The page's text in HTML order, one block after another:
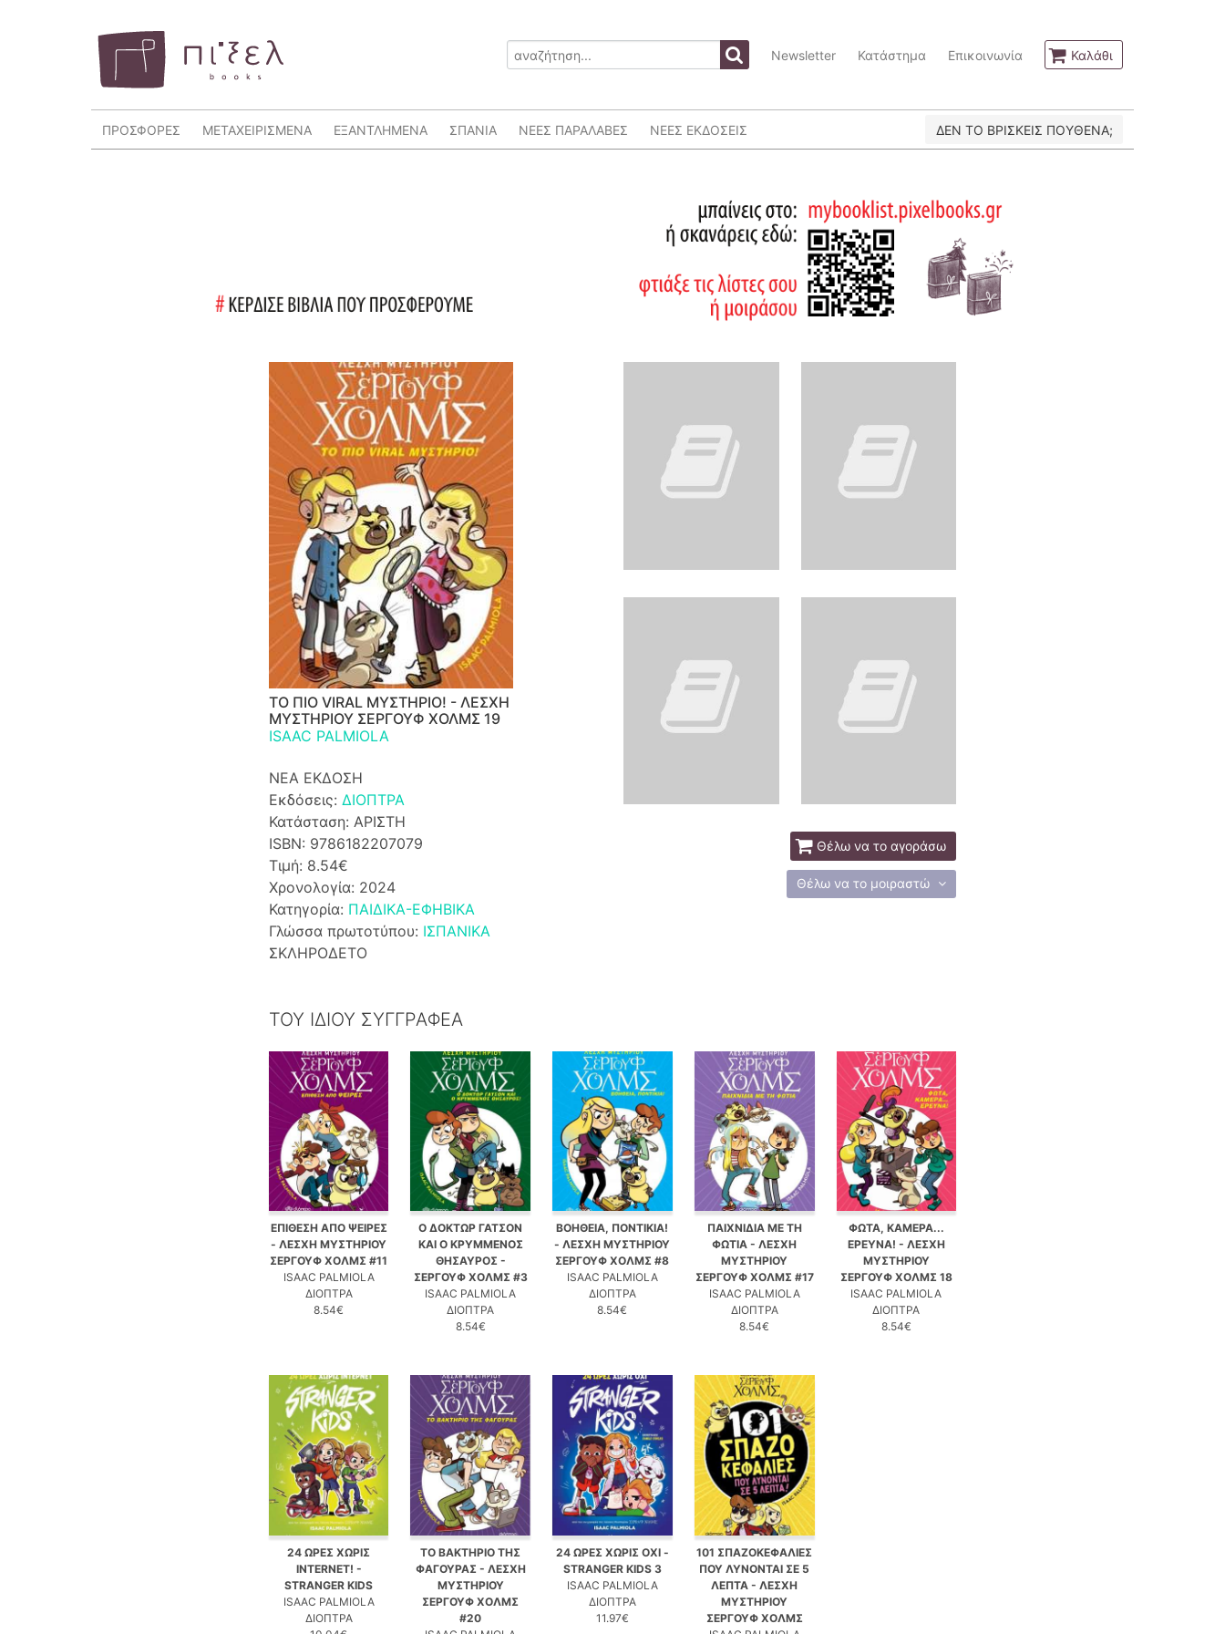
Newsletter Κατάστημα Επικοινωνία Καλάθι
ΠΡΟΣΦΟΡΕΣ ΜΕΤΑΧΕΙΡΙΣΜΕΝΑ ΕΞΑΝΤΛΗΜΕΝΑ ΣΠΑΝΙΑ ΝΕΕΣ ΠΑΡΑΛΑΒΕΣ ΝΕΕΣ ΕΚΔΟΣΕΙΣ ΔΕΝ ΤΟ ΒΡΙΣΚΕΙΣ ΠΟΥΘΕΝΑ;
ΤΟ ΠΙΟ VIRAL ΜΥΣΤΗΡΙΟ! - ΛΕΣΧΗ
ΜΥΣΤΗΡΙΟΥ ΣΕΡΓΟΥΦ ΧΟΛΜΣ 19
ISAAC PALMIOLA
ΝΕΑ ΕΚΔΟΣΗ
Εκδόσεις: ΔΙΟΠΤΡΑ
Κατάσταση: ΑΡΙΣΤΗ
ISBN: 9786182207079
Τιμή: 8.54€
Χρονολογία: 2024
Κατηγορία: ΠΑΙΔΙΚΑ-ΕΦΗΒΙΚΑ
Γλώσσα πρωτοτύπου: ΙΣΠΑΝΙΚΑ
ΣΚΛΗΡΟΔΕΤΟ
Θέλω να το αγοράσω
Θέλω να το μοιραστώ
ΤΟΥ ΙΔΙΟΥ ΣΥΓΓΡΑΦΕΑ
ΕΠΙΘΕΣΗ ΑΠΟ ΨΕΙΡΕΣ
- ΛΕΣΧΗ ΜΥΣΤΗΡΙΟΥ
ΣΕΡΓΟΥΦ ΧΟΛΜΣ #11
ISAAC PALMIOLA
ΔΙΟΠΤΡΑ
8.54€
Ο ΔΟΚΤΩΡ ΓΑΤΣΟΝ
ΚΑΙ Ο ΚΡΥΜΜΕΝΟΣ
ΘΗΣΑΥΡΟΣ -
ΣΕΡΓΟΥΦ ΧΟΛΜΣ #3
ISAAC PALMIOLA
ΔΙΟΠΤΡΑ
8.54€
ΒΟΗΘΕΙΑ, ΠΟΝΤΙΚΙΑ!
- ΛΕΣΧΗ ΜΥΣΤΗΡΙΟΥ
ΣΕΡΓΟΥΦ ΧΟΛΜΣ #8
ISAAC PALMIOLA
ΔΙΟΠΤΡΑ
8.54€
ΠΑΙΧΝΙΔΙΑ ΜΕ ΤΗ
ΦΩΤΙΑ - ΛΕΣΧΗ
ΜΥΣΤΗΡΙΟΥ
ΣΕΡΓΟΥΦ ΧΟΛΜΣ #17
ISAAC PALMIOLA
ΔΙΟΠΤΡΑ
8.54€
ΦΩΤΑ, ΚΑΜΕΡΑ...
ΕΡΕΥΝΑ! - ΛΕΣΧΗ
ΜΥΣΤΗΡΙΟΥ
ΣΕΡΓΟΥΦ ΧΟΛΜΣ 18
ISAAC PALMIOLA
ΔΙΟΠΤΡΑ
8.54€
24 ΩΡΕΣ ΧΩΡΙΣ
INTERNET! -
STRANGER KIDS
ISAAC PALMIOLA
ΔΙΟΠΤΡΑ
ΤΟ ΒΑΚΤΗΡΙΟ ΤΗΣ
ΦΑΓΟΥΡΑΣ - ΛΕΣΧΗ
ΜΥΣΤΗΡΙΟΥ
ΣΕΡΓΟΥΦ ΧΟΛΜΣ
#20
24 ΩΡΕΣ ΧΩΡΙΣ ΟΧΙ -
STRANGER KIDS 3
ISAAC PALMIOLA
ΔΙΟΠΤΡΑ
11.97€
101 ΣΠΑΖΟΚΕΦΑΛΙΕΣ
ΠΟΥ ΛΥΝΟΝΤΑΙ ΣΕ 5
ΛΕΠΤΑ - ΛΕΣΧΗ
ΜΥΣΤΗΡΙΟΥ
ΣΕΡΓΟΥΦ ΧΟΛΜΣ